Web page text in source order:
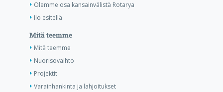
Olemme osa kansainvälistä Rotarya
Ilo esitellä
Mitä teemme
Mitä teemme
Nuorisovaihto
Projektit
Varainhankinta ja lahjoitukset